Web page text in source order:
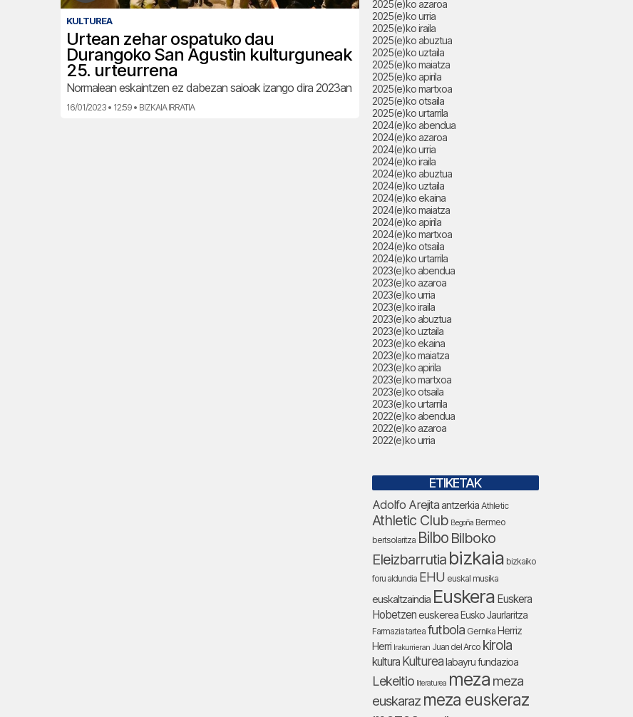
KULTUREA
Urtean zehar ospatuko dau
Durangoko San Agustin kulturguneak
25. urteurrena
Normalean eskaintzen ez dabezan saioak izango dira 2023an
16/01/2023 • 12:59 • BIZKAIA IRRATIA
2025(e)ko azaroa
2025(e)ko urria
2025(e)ko iraila
2025(e)ko abuztua
2025(e)ko uztaila
2025(e)ko maiatza
2025(e)ko apirila
2025(e)ko martxoa
2025(e)ko otsaila
2025(e)ko urtarrila
2024(e)ko abendua
2024(e)ko azaroa
2024(e)ko urria
2024(e)ko iraila
2024(e)ko abuztua
2024(e)ko uztaila
2024(e)ko ekaina
2024(e)ko maiatza
2024(e)ko apirila
2024(e)ko martxoa
2024(e)ko otsaila
2024(e)ko urtarrila
2023(e)ko abendua
2023(e)ko azaroa
2023(e)ko urria
2023(e)ko iraila
2023(e)ko abuztua
2023(e)ko uztaila
2023(e)ko ekaina
2023(e)ko maiatza
2023(e)ko apirila
2023(e)ko martxoa
2023(e)ko otsaila
2023(e)ko urtarrila
2022(e)ko abendua
2022(e)ko azaroa
2022(e)ko urria
ETIKETAK
Adolfo Arejitaantzerkia Athletic
Athletic Club Begoña Bermeo
bertsolaritza Bilbo Bilboko
Eleizbarrutia bizkaia bizkaiko
foru aldundia EHU euskal musika
euskaltzaindia Euskera Euskera
Hobetzen euskerea Eusko Jaurlaritza
Farmazia tartea futbola Gernika Herriz
Herri Irakurrieran Juan del Arco kirola
kultura Kulturea labayru fundazioa
Lekeitio literaturea meza meza
euskaraz meza euskeraz